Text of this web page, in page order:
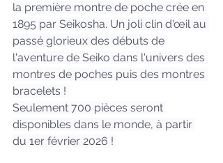
la première montre de poche crée en
1895 par Seikosha. Un joli clin d'œil au
passé glorieux des débuts de
l'aventure de Seiko dans l'univers des
montres de poches puis des montres
bracelets !
Seulement 700 pièces seront
disponibles dans le monde, à partir
du 1er février 2026 !